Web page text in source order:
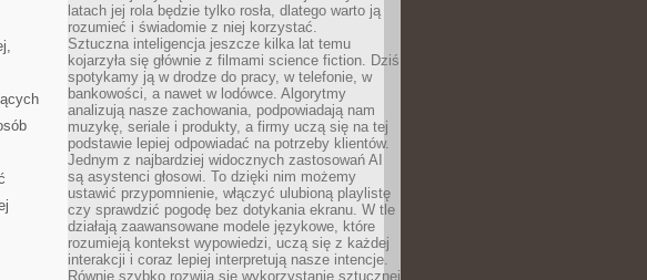
latach jej rola będzie tylko rosła, dlatego warto ją
rozumieć i świadomie z niej korzystać.
Sztuczna inteligencja jeszcze kilka lat temu
kojarzyła się głównie z filmami science fiction. Dziś
spotykamy ją w drodze do pracy, w telefonie, w
bankowości, a nawet w lodówce. Algorytmy
analizują nasze zachowania, podpowiadają nam
muzykę, seriale i produkty, a firmy uczą się na tej
podstawie lepiej odpowiadać na potrzeby klientów.
Jednym z najbardziej widocznych zastosowań AI
są asystenci głosowi. To dzięki nim możemy
ustawić przypomnienie, włączyć ulubioną playlistę
czy sprawdzić pogodę bez dotykania ekranu. W tle
działają zaawansowane modele językowe, które
rozumieją kontekst wypowiedzi, uczą się z każdej
interakcji i coraz lepiej interpretują nasze intencje.
Równie szybko rozwija się wykorzystanie sztucznej